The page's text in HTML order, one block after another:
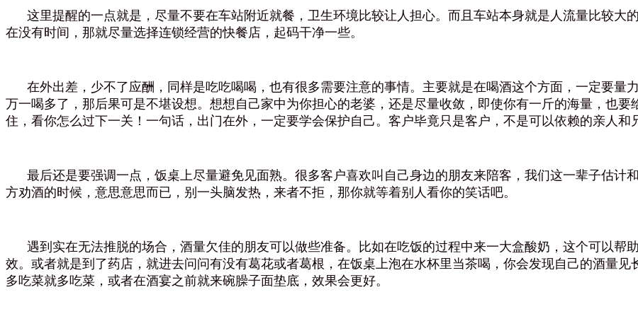
这里提醒的一点就是，尽量不要在车站附近就餐，卫生环境比较让人担心。而且车站本身就是人流量比较大
在没有时间，那就尽量选择连锁经营的快餐店，起码干净一些。
在外出差，少不了应酬，同样是吃吃喝喝，也有很多需要注意的事情。主要就是在喝酒这个方面，一定要量
万一喝多了，那后果可是不堪设想。想想自己家中为你担心的老婆，还是尽量收敛，即使你有一斤的海量，也
住，看你怎么过下一关！一句话，出门在外，一定要学会保护自己。客户毕竟只是客户，不是可以依赖的亲人和
最后还是要强调一点，饭桌上尽量避免见面熟。很多客户喜欢叫自己身边的朋友来陪客，我们这一辈子估计
方劝酒的时候，意思意思而已，别一头脑发热，来者不拒，那你就等着别人看你的笑话吧。
遇到实在无法推脱的场合，酒量欠佳的朋友可以做些准备。比如在吃饭的过程中来一大盒酸奶，这个可以帮
效。或者就是到了药店，就进去问问有没有葛花或者葛根，在饭桌上泡在水杯里当茶喝，你会发现自己的酒量
多吃菜就多吃菜，或者在酒宴之前就来碗臊子面垫底，效果会更好。